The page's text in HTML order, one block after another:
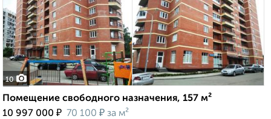
10
Помещение свободного назначения, 157 м²
10 997 000 ₽ 70 100 ₽ за м²